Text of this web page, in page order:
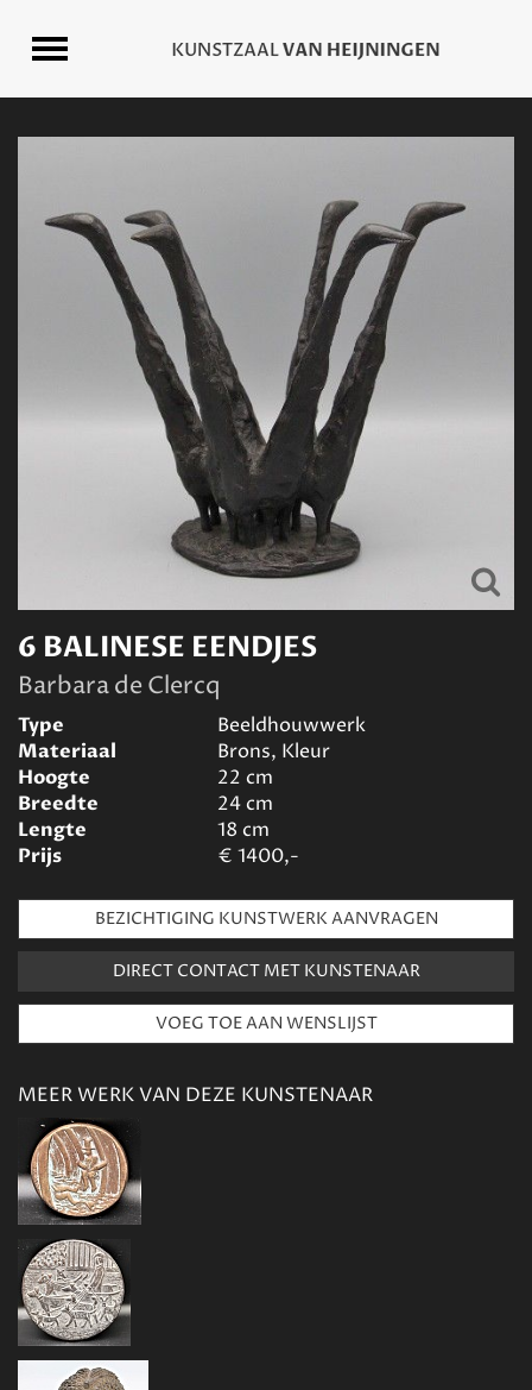
6 BALINESE EENDJES
Barbara de Clercq
Type
Beeldhouwwerk
Materiaal
Brons, Kleur
Hoogte
22 cm
Breedte
24cm
Lengte
18 cm
Prijs
€ 1400,-
BEZICHTIGING KUNSTWERK AANVRAGEN
DIRECT CONTACT MET KUNSTENAAR
MEER WERK VAN DEZE KUNSTENAAR